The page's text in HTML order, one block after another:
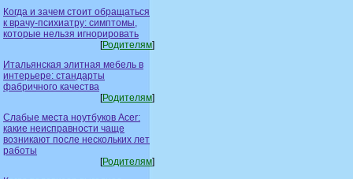
Когда и зачем стоит обращаться
к врачу-психиатру: симптомы,
которые нельзя игнорировать
[Родителям]
Итальянская элитная мебель в
интерьере: стандарты
фабричного качества
[Родителям]
Слабые места ноутбуков Acer:
какие неисправности чаще
возникают после нескольких лет
работы
[Родителям]